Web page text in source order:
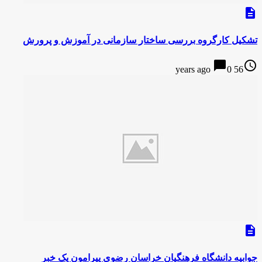
description
تشکیل کارگروه بررسی ساختار سازمانی در آموزش و پرورش
access_time
56 years ago
chat_bubble0
description
جوابیه دانشگاه فرهنگیان خراسان رضوی پیرامون یک خبر